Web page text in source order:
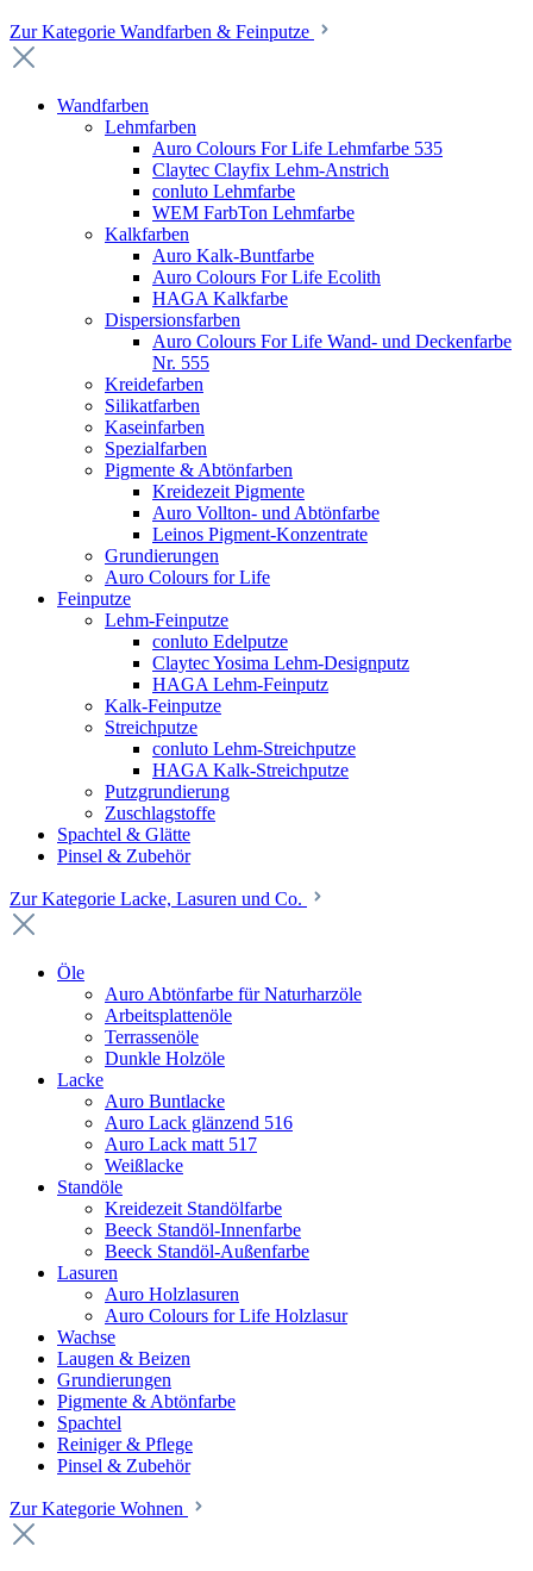
Zur Kategorie Wandfarben & Feinputze
Wandfarben
Lehmfarben
Auro Colours For Life Lehmfarbe 535
Claytec Clayfix Lehm-Anstrich
conluto Lehmfarbe
WEM FarbTon Lehmfarbe
Kalkfarben
Auro Kalk-Buntfarbe
Auro Colours For Life Ecolith
HAGA Kalkfarbe
Dispersionsfarben
Auro Colours For Life Wand- und Deckenfarbe
Nr. 555
Kreidefarben
Silikatfarben
Kaseinfarben
Spezialfarben
Pigmente & Abtönfarben
Kreidezeit Pigmente
Auro Vollton- und Abtönfarbe
Leinos Pigment-Konzentrate
Grundierungen
Auro Colours for Life
Feinputze
Lehm-Feinputze
conluto Edelputze
Claytec Yosima Lehm-Designputz
HAGA Lehm-Feinputz
Kalk-Feinputze
Streichputze
conluto Lehm-Streichputze
HAGA Kalk-Streichputze
Putzgrundierung
Zuschlagstoffe
Spachtel & Glätte
Pinsel & Zubehör
Zur Kategorie Lacke, Lasuren und Co.
Öle
Auro Abtönfarbe für Naturharzöle
Arbeitsplattenöle
Terrassenöle
Dunkle Holzöle
Lacke
Auro Buntlacke
Auro Lack glänzend 516
Auro Lack matt 517
Weißlacke
Standöle
Kreidezeit Standölfarbe
Beeck Standöl-Innenfarbe
Beeck Standöl-Außenfarbe
Lasuren
Auro Holzlasuren
Auro Colours for Life Holzlasur
Wachse
Laugen & Beizen
Grundierungen
Pigmente & Abtönfarbe
Spachtel
Reiniger & Pflege
Pinsel & Zubehör
Zur Kategorie Wohnen